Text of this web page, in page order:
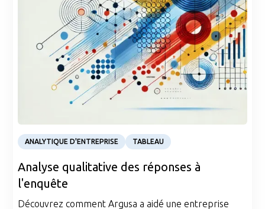
ANALYTIQUE D'ENTREPRISE
TABLEAU
Analyse qualitative des réponses à
l'enquête
Découvrez comment Argusa a aidé une entreprise